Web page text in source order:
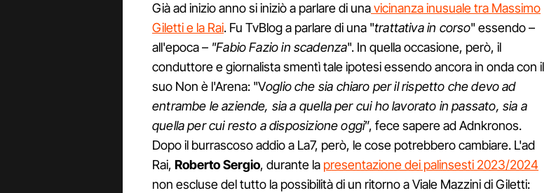
Già ad inizio anno si iniziò a parlare di unavicinanza inusuale tra Massimo
Giletti e la Rai. Fu TvBlog a parlare di una "trattativa in corso" essendo –
all'epoca – "Fabio Fazio in scadenza". In quella occasione, però, il
conduttore e giornalista smentì tale ipotesi essendo ancora in onda con il
suo Non è l'Arena: "Voglio che sia chiaro per il rispetto che devo ad
entrambe le aziende, sia a quella per cui ho lavorato in passato, sia a
quella per cui resto a disposizione oggi”, fece sapere ad Adnkronos.
Dopo il burrascoso addio a La7, però, le cose potrebbero cambiare. L'ad
Rai, Roberto Sergio, durante la presentazione dei palinsesti 2023/2024
non escluse del tutto la possibilità di un ritorno a Viale Mazzini di Giletti: